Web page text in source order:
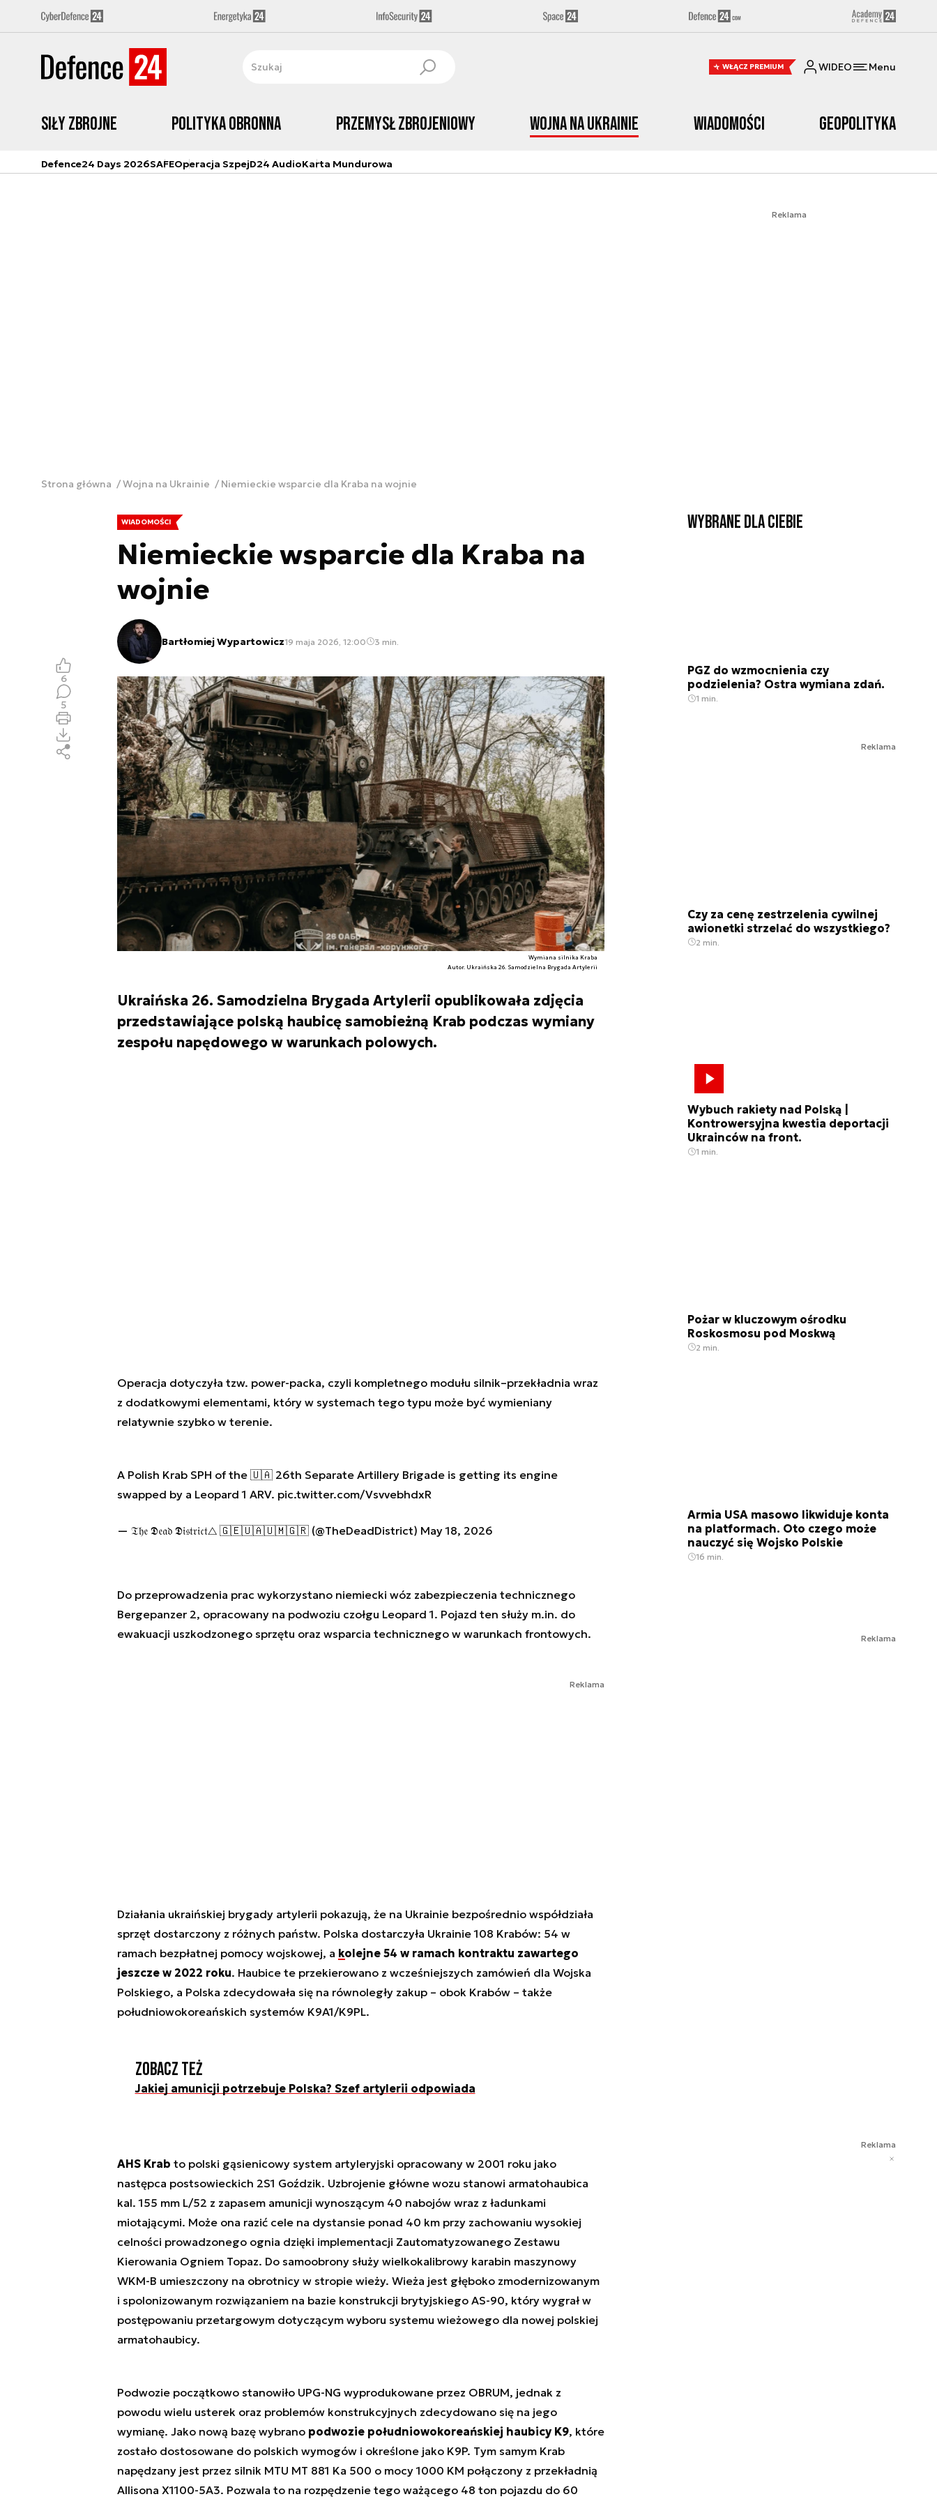
WŁĄCZ PREMIUM WIDEO Menu
Siły zbrojne Polityka obronna Przemysł Zbrojeniowy Wojna na Ukrainie Wiadomości Geopolityka
Defence24 Days 2026SAFEOperacja SzpejD24 AudioKarta Mundurowa
Reklama
Strona główna Wojna na Ukrainie Niemieckie wsparcie dla Kraba na wojnie
WIADOMOŚCI
Niemieckie wsparcie dla Kraba na
wojnie
Bartłomiej Wypartowicz19 maja 2026, 12:00 3 min.
Wymiana silnika Kraba
Autor. Ukraińska 26. Samodzielna Brygada Artylerii
Ukraińska 26. Samodzielna Brygada Artylerii opublikowała zdjęcia
przedstawiające polską haubicę samobieżną Krab podczas wymiany
zespołu napędowego w warunkach polowych.
6
5
Operacja dotyczyła tzw. power-packa, czyli kompletnego modułu silnik–przekładnia wraz
z dodatkowymi elementami, który w systemach tego typu może być wymieniany
relatywnie szybko w terenie.
A Polish Krab SPH of the 🇺🇦 26th Separate Artillery Brigade is getting its engine
swapped by a Leopard 1 ARV. pic.twitter.com/VsvvebhdxR
— 𝔗𝔥𝔢 𝕯𝔢𝔞𝔡 𝕯𝔦𝔰𝔱𝔯𝔦𝔠𝔱△ 🇬🇪🇺🇦🇺🇲🇬🇷 (@TheDeadDistrict) May 18, 2026
Do przeprowadzenia prac wykorzystano niemiecki wóz zabezpieczenia technicznego
Bergepanzer 2, opracowany na podwoziu czołgu Leopard 1. Pojazd ten służy m.in. do
ewakuacji uszkodzonego sprzętu oraz wsparcia technicznego w warunkach frontowych.
Reklama
Działania ukraińskiej brygady artylerii pokazują, że na Ukrainie bezpośrednio współdziała
sprzęt dostarczony z różnych państw. Polska dostarczyła Ukrainie 108 Krabów: 54 w
ramach bezpłatnej pomocy wojskowej, a kolejne 54 w ramach kontraktu zawartego
jeszcze w 2022 roku. Haubice te przekierowano z wcześniejszych zamówień dla Wojska
Polskiego, a Polska zdecydowała się na równoległy zakup – obok Krabów – także
południowokoreańskich systemów K9A1/K9PL.
Zobacz też
Jakiej amunicji potrzebuje Polska? Szef artylerii odpowiada
AHS Krab to polski gąsienicowy system artyleryjski opracowany w 2001 roku jako
następca postsowieckich 2S1 Goździk. Uzbrojenie główne wozu stanowi armatohaubica
kal. 155 mm L/52 z zapasem amunicji wynoszącym 40 nabojów wraz z ładunkami
miotającymi. Może ona razić cele na dystansie ponad 40 km przy zachowaniu wysokiej
celności prowadzonego ognia dzięki implementacji Zautomatyzowanego Zestawu
Kierowania Ogniem Topaz. Do samoobrony służy wielkokalibrowy karabin maszynowy
WKM-B umieszczony na obrotnicy w stropie wieży. Wieża jest głęboko zmodernizowanym
i spolonizowanym rozwiązaniem na bazie konstrukcji brytyjskiego AS-90, który wygrał w
postępowaniu przetargowym dotyczącym wyboru systemu wieżowego dla nowej polskiej
armatohaubicy.
Podwozie początkowo stanowiło UPG-NG wyprodukowane przez OBRUM, jednak z
powodu wielu usterek oraz problemów konstrukcyjnych zdecydowano się na jego
wymianę. Jako nową bazę wybrano podwozie południowokoreańskiej haubicy K9, które
zostało dostosowane do polskich wymogów i określone jako K9P. Tym samym Krab
napędzany jest przez silnik MTU MT 881 Ka 500 o mocy 1000 KM połączony z przekładnią
Allisona X1100-5A3. Pozwala to na rozpędzenie tego ważącego 48 ton pojazdu do 60
Wybrane dla Ciebie
PGZ do wzmocnienia czy
podzielenia? Ostra wymiana zdań.
1 min.
Reklama
Czy za cenę zestrzelenia cywilnej
awionetki strzelać do wszystkiego?
2 min.
Wybuch rakiety nad Polską |
Kontrowersyjna kwestia deportacji
Ukrainców na front.
1 min.
Pożar w kluczowym ośrodku
Roskosmosu pod Moskwą
2 min.
Armia USA masowo likwiduje konta
na platformach. Oto czego może
nauczyć się Wojsko Polskie
16 min.
Reklama
Reklama